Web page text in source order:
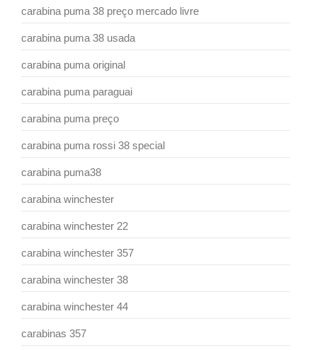
carabina puma 38 preço mercado livre
carabina puma 38 usada
carabina puma original
carabina puma paraguai
carabina puma preço
carabina puma rossi 38 special
carabina puma38
carabina winchester
carabina winchester 22
carabina winchester 357
carabina winchester 38
carabina winchester 44
carabinas 357